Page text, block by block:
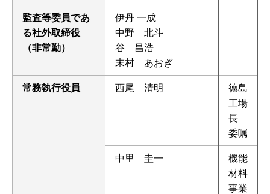
監査等委員であ
る社外取締役
（非常勤）
伊丹 一成
中野 北斗
谷 昌浩
末村 あおぎ
常務執行役員 西尾 清明
徳島
工場
長
委嘱
中里 圭一
機能
材料
事業